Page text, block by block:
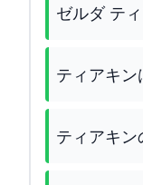
ゼルダ テ
ティアキン
ティアキン